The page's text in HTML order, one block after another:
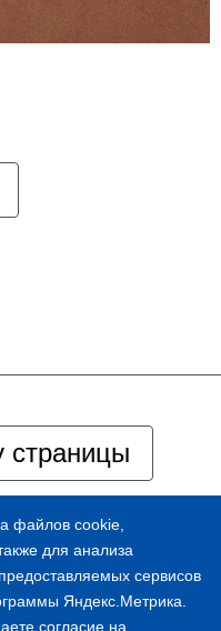
страницы
Московская, 1
64, 8 (495) 415-
файлов cookie,
для анализа
сервисов
Яндекс.Метрика.
согласие на